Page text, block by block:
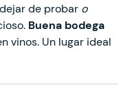
de probar o
Buena bodega
vinos. Un lugar ideal